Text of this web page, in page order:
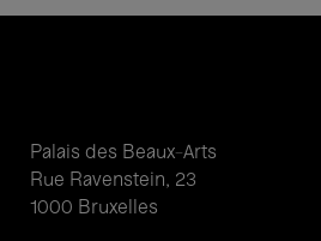
Palais des Beaux-Arts
Rue Ravenstein, 23
1000 Bruxelles